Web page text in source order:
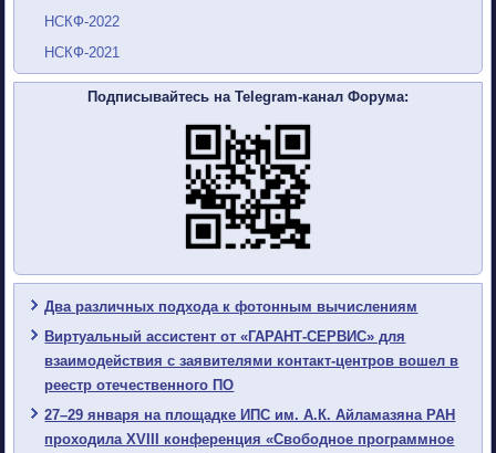
НСКФ-2022
НСКФ-2021
Подписывайтесь на Telegram-канал Форума:
Два различных подхода к фотонным вычислениям
Виртуальный ассистент от «ГАРАНТ-СЕРВИС» для
взаимодействия с заявителями контакт-центров вошел в
реестр отечественного ПО
27–29 января на площадке ИПС им. А.К. Айламазяна РАН
проходила XVIII конференция «Свободное программное